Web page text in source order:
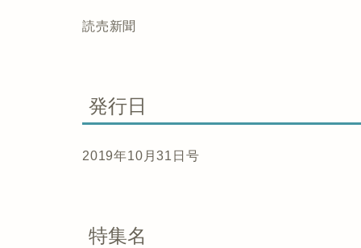
読売新聞
発行日
2019年10月31日号
特集名